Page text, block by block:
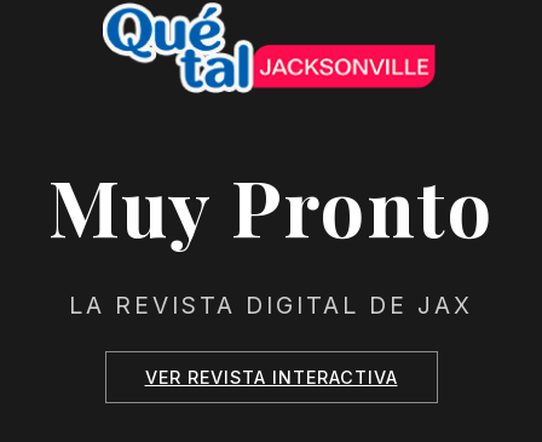
Muy Pronto
LA REVISTA DIGITAL DE JAX
VER REVISTA INTERACTIVA